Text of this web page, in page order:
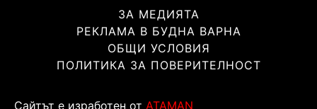
ЗА МЕДИЯТА
РЕКЛАМА В БУДНА ВАРНА
ОБЩИ УСЛОВИЯ
ПОЛИТИКА ЗА ПОВЕРИТЕЛНОСТ
Сайтът е изработен от ATAMAN